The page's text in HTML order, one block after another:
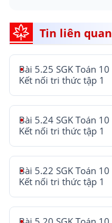
Tin liên quan
Bài 5.25 SGK Toán 10
Kết nối tri thức tập 1
Bài 5.24 SGK Toán 10
Kết nối tri thức tập 1
Bài 5.22 SGK Toán 10
Kết nối tri thức tập 1